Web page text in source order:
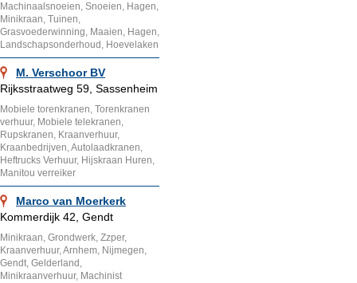
Machinaalsnoeien, Snoeien, Hagen,
Minikraan, Tuinen,
Grasvoederwinning, Maaien, Hagen,
Landschapsonderhoud, Hoevelaken
M. Verschoor BV
Rijksstraatweg 59, Sassenheim
Mobiele torenkranen, Torenkranen
verhuur, Mobiele telekranen,
Rupskranen, Kraanverhuur,
Kraanbedrijven, Autolaadkranen,
Heftrucks Verhuur, Hijskraan Huren,
Manitou verreiker
Marco van Moerkerk
Kommerdijk 42, Gendt
Minikraan, Grondwerk, Zzper,
Kraanverhuur, Arnhem, Nijmegen,
Gendt, Gelderland,
Minikraanverhuur, Machinist